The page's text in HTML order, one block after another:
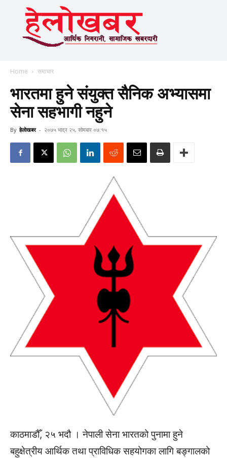
Home समाचार
भारतमा हुने संयुक्त सैनिक अभ्यासमा
सेना सहभागी नहुने
By हेलाेखबर - २०७५ भाद्र २५, सोमबार ०७:१५
काठमाडौँ, २५ भदौ । नेपाली सेना भारतको पुनामा हुने
बहुक्षेत्रीय आर्थिक तथा प्राविधिक सहयोगका लागि बङ्गालको